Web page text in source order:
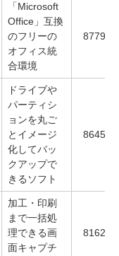
「Microsoft
Office」互換
のフリーの
オフィス統
合環境
8779
ドライブや
パーティシ
ョンを丸ご
とイメージ
化してバッ
クアップで
きるソフト
8645
加工・印刷
まで一括処
理できる画
面キャプチ
8162